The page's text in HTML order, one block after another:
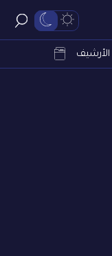
الأرشيف